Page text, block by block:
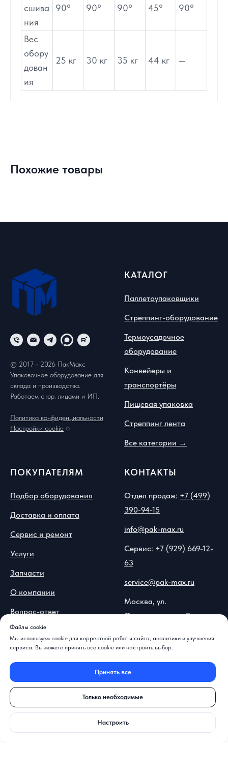
сшива
ния
90° 90° 90° 45° 90°
Вес
обору
дован
ия
25 кг 30 кг 35 кг 44 кг —
Похожие товары
Файлы cookie
Мы используем cookie для корректной работы сайта, аналитики и улучшения
сервиса. Вы можете принять все cookie или настроить выбор.
Принять все
Только необходимые
Настроить
© 2017 - 2026 ПакМакс
Упаковочное оборудование для
склада и производства.
Работаем с юр. лицами и ИП.
Политика конфиденциальности
Настройки cookie ◌
КАТАЛОГ
Паллетоупаковщики
Стреппинг-оборудование
Термоусадочное
оборудование
Конвейеры и
транспортёры
Пищевая упаковка
Стреппинг лента
Все категории →
ПОКУПАТЕЛЯМ
Подбор оборудования
Доставка и оплата
Сервис и ремонт
Услуги
Запчасти
О компании
Вопрос-ответ
КОНТАКТЫ
Отдел продаж: +7 (499)
390-94-15
info@pak-max.ru
Сервис: +7 (929) 669-12-
63
service@pak-max.ru
Москва, ул.
Островитянова, 9
Контакты и реквизиты
Показать на карте